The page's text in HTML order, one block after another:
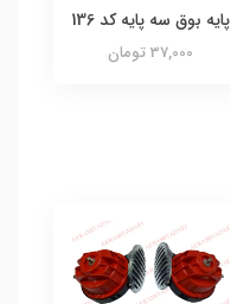
پایه بوق سه پایه کد 136
37,000 تومان